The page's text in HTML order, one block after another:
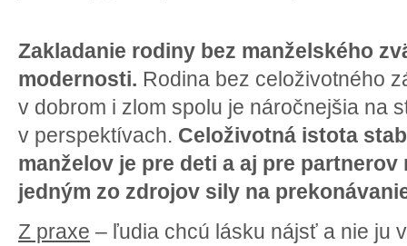
Zakladanie rodiny bez manželského
modernosti. Rodina bez celoživotného
v dobrom i zlom spolu je náročnejšia na
v perspektívach. Celoživotná istota
manželov je pre deti a aj pre
jedným zo zdrojov sily na
Z praxe – ľudia chcú lásku nájsť a nie ju